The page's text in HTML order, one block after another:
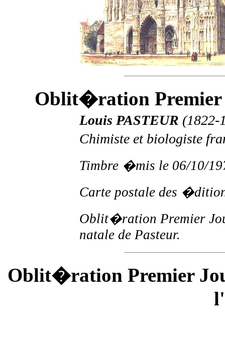
Oblit�ration
Louis PASTEUR (1822-
Chimiste et biologiste
Timbre �mis le 06/10/
Carte postale des
Oblit�ration Premier
natale de Pasteur.
Oblit�ration Premier